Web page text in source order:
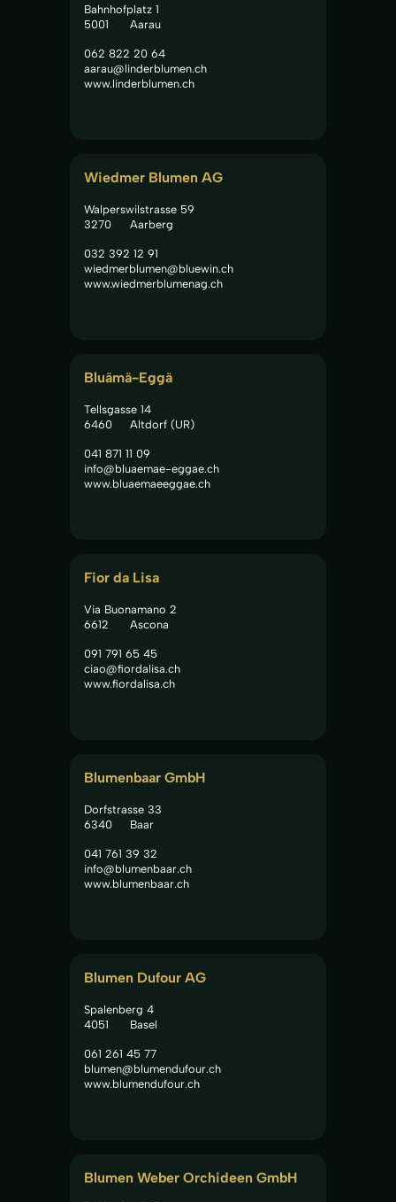
Bahnhofplatz 1
5001
Aarau
062 822 20 64
aarau@linderblumen.ch
www.linderblumen.ch
Wiedmer Blumen AG
Walperswilstrasse 59
3270
Aarberg
032 392 12 91
wiedmerblumen@bluewin.ch
www.wiedmerblumenag.ch
Bluämä-Eggä
Tellsgasse 14
6460
Altdorf (UR)
041 871 11 09
info@bluaemae-eggae.ch
www.bluaemaeeggae.ch
Fior da Lisa
Via Buonamano 2
6612
Ascona
091 791 65 45
ciao@fiordalisa.ch
www.fiordalisa.ch
Blumenbaar GmbH
Dorfstrasse 33
6340
Baar
041 761 39 32
info@blumenbaar.ch
www.blumenbaar.ch
Blumen Dufour AG
Spalenberg 4
4051
Basel
061 261 45 77
blumen@blumendufour.ch
www.blumendufour.ch
Blumen Weber Orchideen GmbH